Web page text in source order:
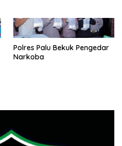
Polres Palu Bekuk Pengedar
Narkoba